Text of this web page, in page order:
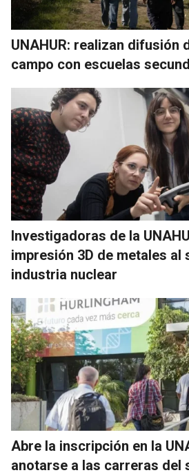
UNAHUR: realizan difusión
campo con escuelas
Investigadoras de la
impresión 3D de metales al
industria nuclear
Abre la inscripción en la
anotarse a las carreras del